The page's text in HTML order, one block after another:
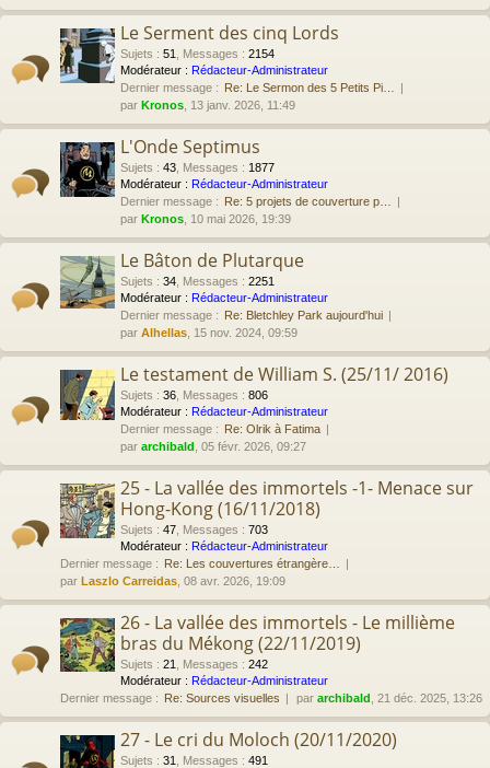
Le Serment des cinq Lords
Sujets : 51 Messages : 2154
Modérateur : Rédacteur-Administrateur
Dernier message : Re: Le Sermon des 5 Petits Pi…
par Kronos , 13 janv. 2026, 11:49
L'Onde Septimus
Sujets : 43 Messages : 1877
Modérateur : Rédacteur-Administrateur
Dernier message : Re: 5 projets de couverture p…
par Kronos , 10 mai 2026, 19:39
Le Bâton de Plutarque
Sujets : 34 Messages : 2251
Modérateur : Rédacteur-Administrateur
Dernier message : Re: Bletchley Park aujourd'hui
par Alhellas , 15 nov. 2024, 09:59
Le testament de William S. (25/11/ 2016)
Sujets : 36 Messages : 806
Modérateur : Rédacteur-Administrateur
Dernier message : Re: Olrik à Fatima
par archibald , 05 févr. 2026, 09:27
25 - La vallée des immortels -1- Menace sur
Hong-Kong (16/11/2018)
Sujets : 47 Messages : 703
Modérateur : Rédacteur-Administrateur
Dernier message : Re: Les couvertures étrangère…
par Laszlo Carreidas , 08 avr. 2026, 19:09
26 - La vallée des immortels - Le millième
bras du Mékong (22/11/2019)
Sujets : 21 Messages : 242
Modérateur : Rédacteur-Administrateur
Dernier message : Re: Sources visuelles par archibald , 21 déc. 2025, 13:26
27 - Le cri du Moloch (20/11/2020)
Sujets : 31 Messages : 491